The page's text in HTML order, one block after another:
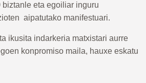
eta egoiliar inguru
aipatutako manifestuari.
ikusita indarkeria matxistari aurre
konpromiso maila, hauxe eskatu